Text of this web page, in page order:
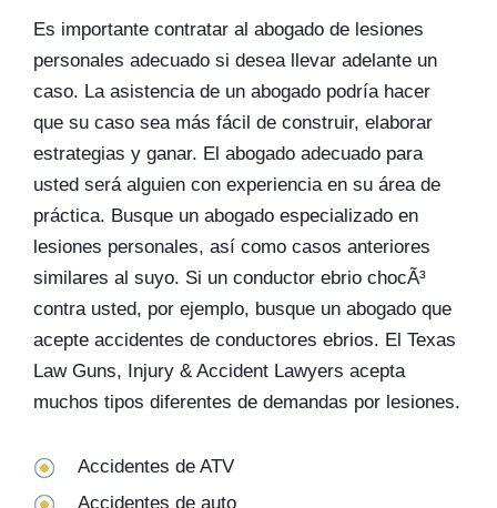
Es importante contratar al abogado de lesiones
personales adecuado si desea llevar adelante un
caso. La asistencia de un abogado podría hacer
que su caso sea más fácil de construir, elaborar
estrategias y ganar. El abogado adecuado para
usted será alguien con experiencia en su área de
práctica. Busque un abogado especializado en
lesiones personales, así como casos anteriores
similares al suyo. Si un conductor ebrio chocÃ³
contra usted, por ejemplo, busque un abogado que
acepte accidentes de conductores ebrios. El Texas
Law Guns, Injury & Accident Lawyers acepta
muchos tipos diferentes de demandas por lesiones.
Accidentes de ATV
Accidentes de auto